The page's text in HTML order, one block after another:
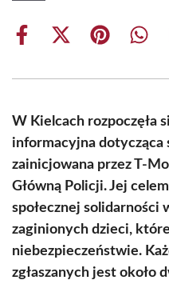
Share
Share
(Twitter)
Share Share
W Kielcach rozpoczęła
informacyjna dotycząca
zainicjowana przez T-
Główną Policji. Jej
społecznej solidarności
zaginionych dzieci,
niebezpieczeństwie.
zgłaszanych jest około